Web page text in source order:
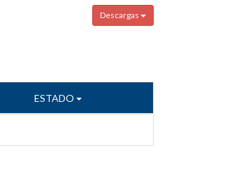
Descargas
ESTADO